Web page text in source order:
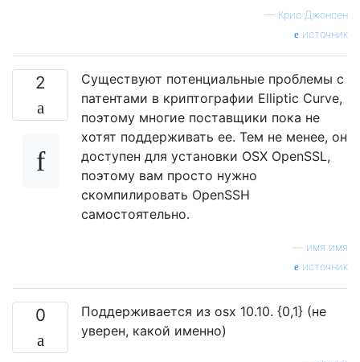
— Крис Джонсен
источник
2
Существуют потенциальные проблемы с
патентами в криптографии Elliptic Curve,
поэтому многие поставщики пока не
хотят поддерживать ее. Тем не менее, он
доступен для установки OSX OpenSSL,
поэтому вам просто нужно
скомпилировать OpenSSH
самостоятельно.
имя имя
источник
0
Поддерживается из osx 10.10. {0,1} (не
уверен, какой именно)